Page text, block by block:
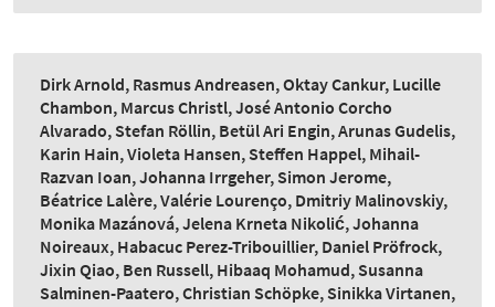
Dirk Arnold, Rasmus Andreasen, Oktay Cankur, Lucille
Chambon, Marcus Christl, José Antonio Corcho
Alvarado, Stefan Röllin, Betül Ari Engin, Arunas Gudelis,
Karin Hain, Violeta Hansen, Steffen Happel, Mihail-
Razvan Ioan, Johanna Irrgeher, Simon Jerome,
Béatrice Lalère, Valérie Lourenço, Dmitriy Malinovskiy,
Monika Mazánová, Jelena Krneta Nikolić, Johanna
Noireaux, Habacuc Perez-Tribouillier, Daniel Pröfrock,
Jixin Qiao, Ben Russell, Hibaaq Mohamud, Susanna
Salminen-Paatero, Christian Schöpke, Sinikka Virtanen,